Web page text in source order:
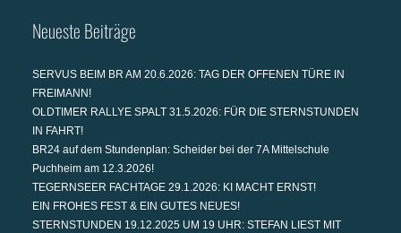
Neueste Beiträge
SERVUS BEIM BR AM 20.6.2026: TAG DER OFFENEN TÜRE IN
FREIMANN!
OLDTIMER RALLYE SPALT 31.5.2026: FÜR DIE STERNSTUNDEN
IN FAHRT!
BR24 auf dem Stundenplan: Scheider bei der 7A Mittelschule
Puchheim am 12.3.2026!
TEGERNSEER FACHTAGE 29.1.2026: KI MACHT ERNST!
EIN FROHES FEST & EIN GUTES NEUES!
STERNSTUNDEN 19.12.2025 UM 19 UHR: STEFAN LIEST MIT